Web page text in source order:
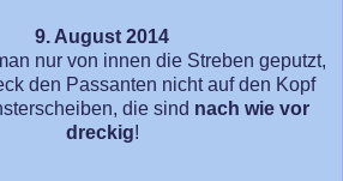
9. August 2014
nur von innen die Streben geputzt,
den Passanten nicht auf den Kopf
die sind nach wie vor
dreckig!